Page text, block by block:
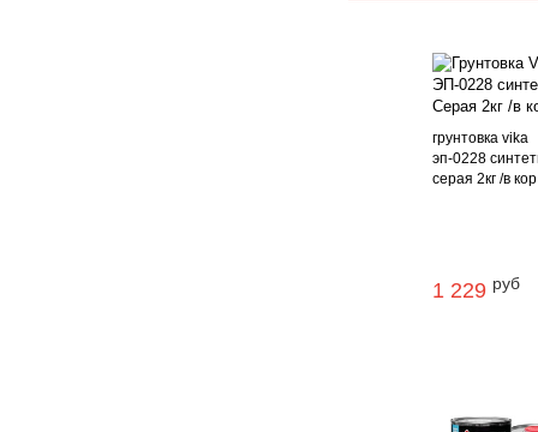
грунтовка vika
эп-0228
серая 2кг /в
1 229 руб